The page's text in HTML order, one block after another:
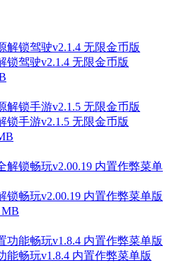
锁驾驶v2.1.4 无限金币版
锁手游v2.1.5 无限金币版
锁畅玩v2.00.19 内置作弊菜单版
MB
能畅玩v1.8.4 内置作弊菜单版